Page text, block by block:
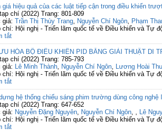
giá hiệu quả của các luật tiếp cận trong điều khiển
chí (2022) Trang: 801-809
giả: Trần Thị Thùy Trang, Nguyễn Chí Ngôn, Phạm
chí: Hội nghị - Triển lãm quốc tế về Điều khiển và Tự
tắt
HÓA BỘ ĐIỀU KHIỂN PID BẰNG GIẢI THUẬT DI
chí (2022) Trang: 785-793
giả: Lê Minh Thành, Nguyễn Chí Ngôn, Lương Hoài
chí: Hội nghị - Triển lãm quốc tế về Điều khiển và Tự
tắt
hệ thống chiếu sáng phim trường dùng công nghệ
chí (2022) Trang: 647-652
giả: Nguyễn Đặng Nguyên, Nguyễn Chí Ngôn, , Lê
chí: Hội nghị - Triển lãm quốc tế về Điều khiển và Tự
tắt